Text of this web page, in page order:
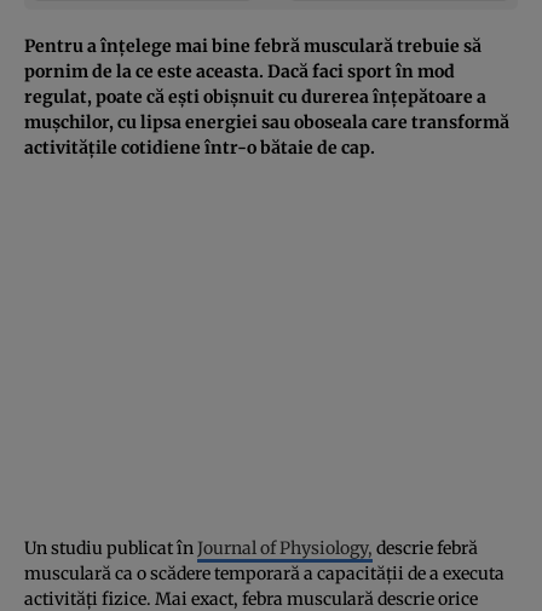
Pentru a înțelege mai bine febră musculară trebuie să
pornim de la ce este aceasta. Dacă faci sport în mod
regulat, poate că ești obișnuit cu durerea înțepătoare a
mușchilor, cu lipsa energiei sau oboseala care transformă
activitățile cotidiene într-o bătaie de cap.
Un studiu publicat în Journal of Physiology, descrie febră
musculară ca o scădere temporară a capacității de a executa
activități fizice. Mai exact, febra musculară descrie orice